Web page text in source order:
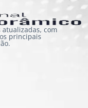
com
principais